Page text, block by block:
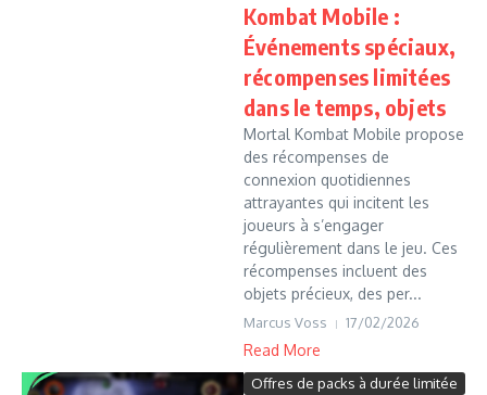
Kombat Mobile :
Événements spéciaux,
récompenses limitées
dans le temps, objets
Mortal Kombat Mobile propose
des récompenses de
connexion quotidiennes
attrayantes qui incitent les
joueurs à s’engager
régulièrement dans le jeu. Ces
récompenses incluent des
objets précieux, des per...
Marcus Voss 17/02/2026
Read More
Offres de packs à durée limitée